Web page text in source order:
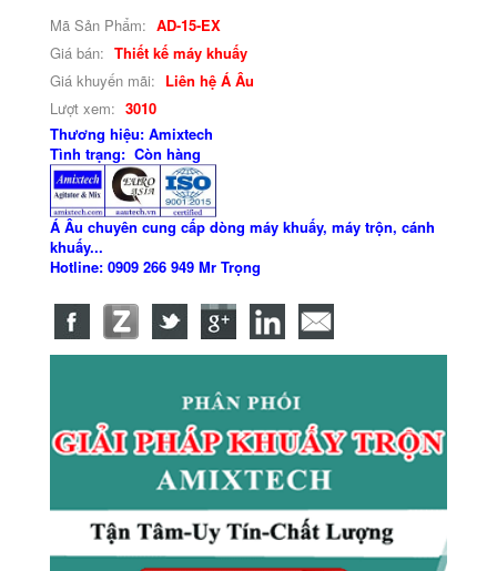
Mã Sản Phẩm: AD-15-EX
Giá bán: Thiết kế máy khuấy
Giá khuyến mãi: Liên hệ Á Âu
Lượt xem: 3010
Thương hiệu: Amixtech
Tình trạng: Còn hàng
Á Âu chuyên cung cấp dòng máy khuấy, máy trộn, cánh
khuấy...
Hotline: 0909 266 949 Mr Trọng